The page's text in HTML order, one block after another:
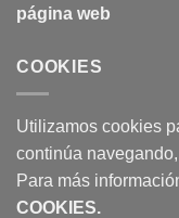
página web
COOKIES
Utilizamos cookies
continúa
Para más
COOKIES.